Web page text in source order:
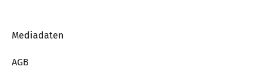
Mediadaten
AGB